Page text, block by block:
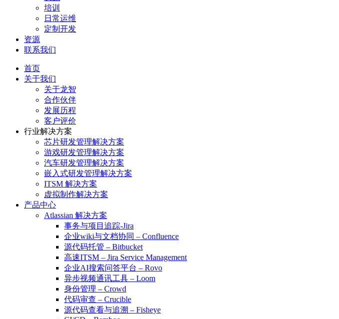
培训
日常运维
定制开发
资源
联系我们
首页
关于我们
关于龙智
合作伙伴
发展历程
客户评价
行业解决方案
芯片研发管理解决方案
游戏研发管理解决方案
汽车研发管理解决方案
嵌入式研发管理解决方案
ITSM 解决方案
虚拟制作解决方案
产品中心
Atlassian 解决方案
事务与项目追踪-Jira
企业wiki与文档协同 – Confluence
源代码托管 – Bitbucket
高速ITSM – Jira Service Management
企业AI搜索问答平台 – Rovo
异步视频通讯工具 – Loom
身份管理 – Crowd
代码审查 – Crucible
源代码查看与追溯 – Fisheye